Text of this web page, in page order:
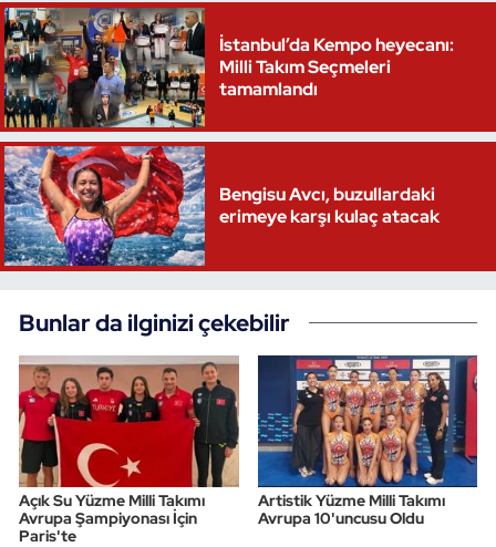
İstanbul’da Kempo heyecanı:
Milli Takım Seçmeleri
tamamlandı
Bengisu Avcı, buzullardaki
erimeye karşı kulaç atacak
Bunlar da ilginizi çekebilir
Açık Su Yüzme Milli Takımı
Avrupa Şampiyonası İçin
Paris'te
Artistik Yüzme Milli Takımı
Avrupa 10'uncusu Oldu